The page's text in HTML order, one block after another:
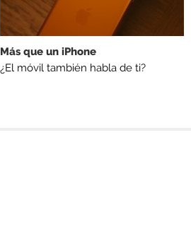
Más que un iPhone
¿El móvil también habla de ti?